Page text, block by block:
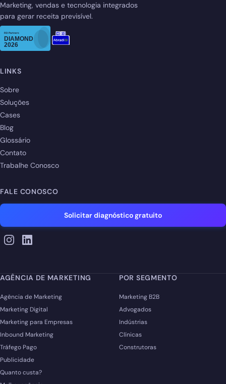
Marketing, vendas e tecnologia integrados
para gerar receita previsível.
LINKS
Sobre
Soluções
Cases
Blog
Glossário
Contato
Trabalhe Conosco
FALE CONOSCO
Solicitar diagnóstico gratuito
AGÊNCIA DE MARKETING
Agência de Marketing
Marketing Digital
Marketing para Empresas
Inbound Marketing
Tráfego Pago
Publicidade
Quanto custa?
POR SEGMENTO
Marketing B2B
Advogados
Indústrias
Clínicas
Construtoras